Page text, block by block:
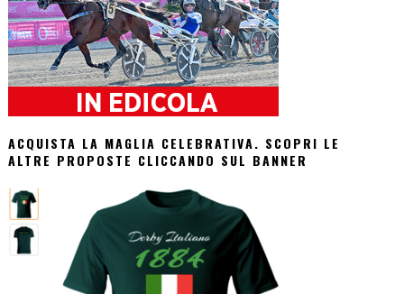
ACQUISTA LA MAGLIA CELEBRATIVA. SCOPRI LE
ALTRE PROPOSTE CLICCANDO SUL BANNER